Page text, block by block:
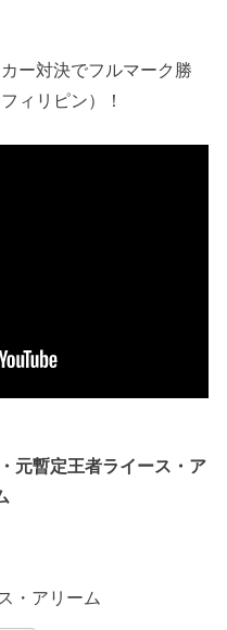
ー対決でフルマーク勝
ィリピン）！
元暫定王者ライース・ア
・アリーム